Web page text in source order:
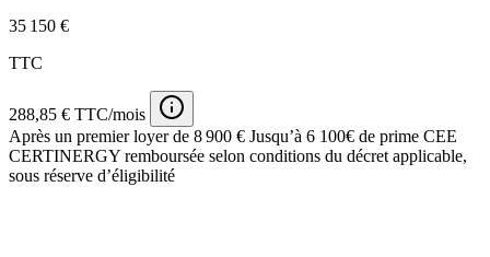
35 150 €
TTC
288,85 € TTC/mois
Après un premier loyer de 8 900 € Jusqu’à 6 100€ de prime CEE
CERTINERGY remboursée selon conditions du décret applicable,
sous réserve d’éligibilité